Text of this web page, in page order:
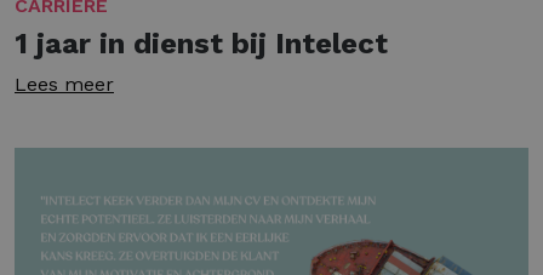
CARRIÈRE
1 jaar in dienst bij Intelect
Lees meer